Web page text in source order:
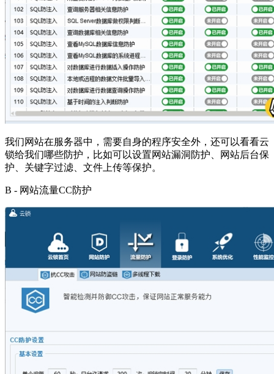
我们网站在服务器中，需要自身的程序安全外，还可以看看云
锁给我们哪些防护，比如可以设置网站漏洞防护、网站后台保
护、关键字过滤、文件上传等保护。
B - 网站流量CC防护